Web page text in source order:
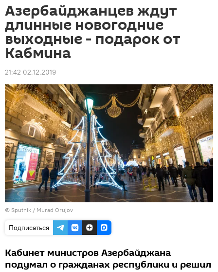
Азербайджанцев ждут
длинные новогодние
выходные - подарок от
Кабмина
21:42 02.12.2019
© Sputnik / Murad Orujov
Подписаться
Кабинет министров Азербайджана
подумал о гражданах республики и решил